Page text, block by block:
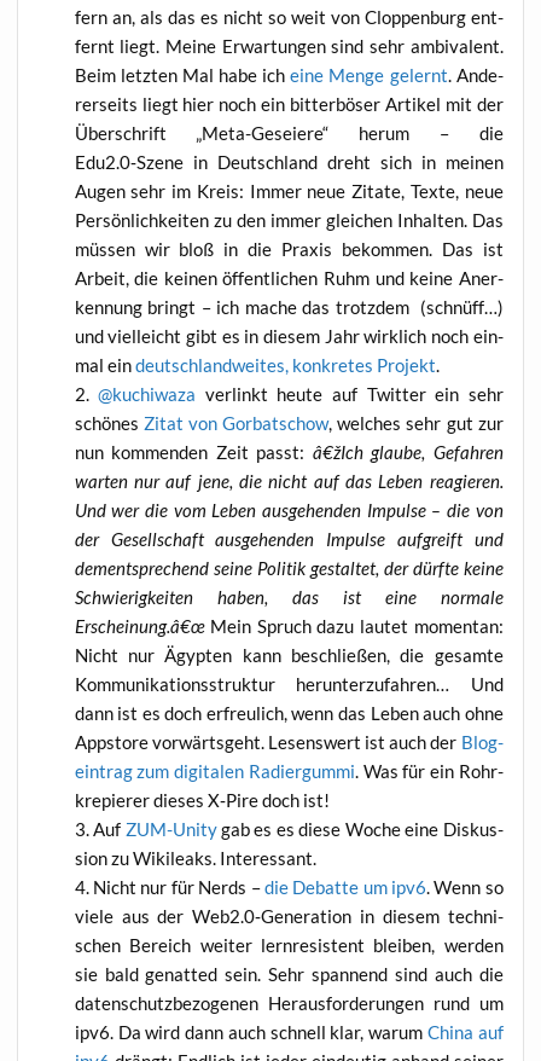
fern an, als das es nicht so weit von Clop­pen­burg ent­
fernt liegt. Mei­ne Erwar­tun­gen sind sehr ambi­va­lent.
Beim letz­ten Mal habe ich eine Men­ge gelernt. Ande­
rer­seits liegt hier noch ein bit­ter­bö­ser Arti­kel mit der
Über­schrift „Meta-Geseie­re“ her­um – die
Edu2.0‑Szene in Deutsch­land dreht sich in mei­nen
Augen sehr im Kreis: Immer neue Zita­te, Tex­te, neue
Per­sön­lich­kei­ten zu den immer glei­chen Inhal­ten. Das
müs­sen wir bloß in die Pra­xis bekom­men. Das ist
Arbeit, die kei­nen öffent­li­chen Ruhm und kei­ne Aner­
ken­nung bringt – ich mache das trotz­dem (schnüff…)
und viel­leicht gibt es in die­sem Jahr wirk­lich noch ein­
mal eindeutsch­land­wei­tes, kon­kre­tes Pro­jekt.
@kuchiwaza ver­linkt heu­te auf Twit­ter ein sehr
schö­nes Zitat von Gor­bat­schow, wel­ches sehr gut zur
nun kom­men­den Zeit passt: â€žIch glau­be, Gefah­ren
war­ten nur auf jene, die nicht auf das Leben reagie­ren.
Und wer die vom Leben aus­ge­hen­den Impul­se – die von
der Gesell­schaft aus­ge­hen­den Impul­se auf­greift und
dem­entspre­chend sei­ne Poli­tik gestal­tet, der dürf­te kei­ne
Schwie­rig­kei­ten haben, das ist eine nor­ma­le
Erscheinung.â€œMein Spruch dazu lau­tet momen­tan:
Nicht nur Ägyp­ten kann beschlie­ßen, die gesam­te
Kom­mu­ni­ka­ti­ons­struk­tur her­un­ter­zu­fah­ren… Und
dann ist es doch erfreu­lich, wenn das Leben auch ohne
App­s­to­re vor­wärts­geht. Lesens­wert ist auch der Blog­
ein­trag zum digi­ta­len Radier­gum­mi. Was für ein Rohr­
kre­pie­rer die­ses X‑Pire doch ist!
Auf ZUM-Unitygab es es die­se Woche eine Dis­kus­
si­on zu Wiki­leaks. Interessant.
Nicht nur für Nerds –die Debat­te um ipv6. Wenn so
vie­le aus der Web2.0‑Generation in die­sem tech­ni­
schen Bereich wei­ter lern­re­sis­tent blei­ben, wer­den
sie bald gen­at­ted sein. Sehr span­nend sind auch die
daten­schutz­be­zo­ge­nen Her­aus­for­de­run­gen rund um
ipv6. Da wird dann auch schnell klar, war­um Chi­na auf